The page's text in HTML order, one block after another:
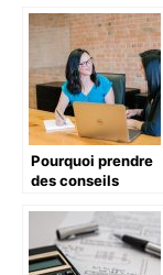
Pourquoi prendre
des conseils
pour créer son
entreprise ?